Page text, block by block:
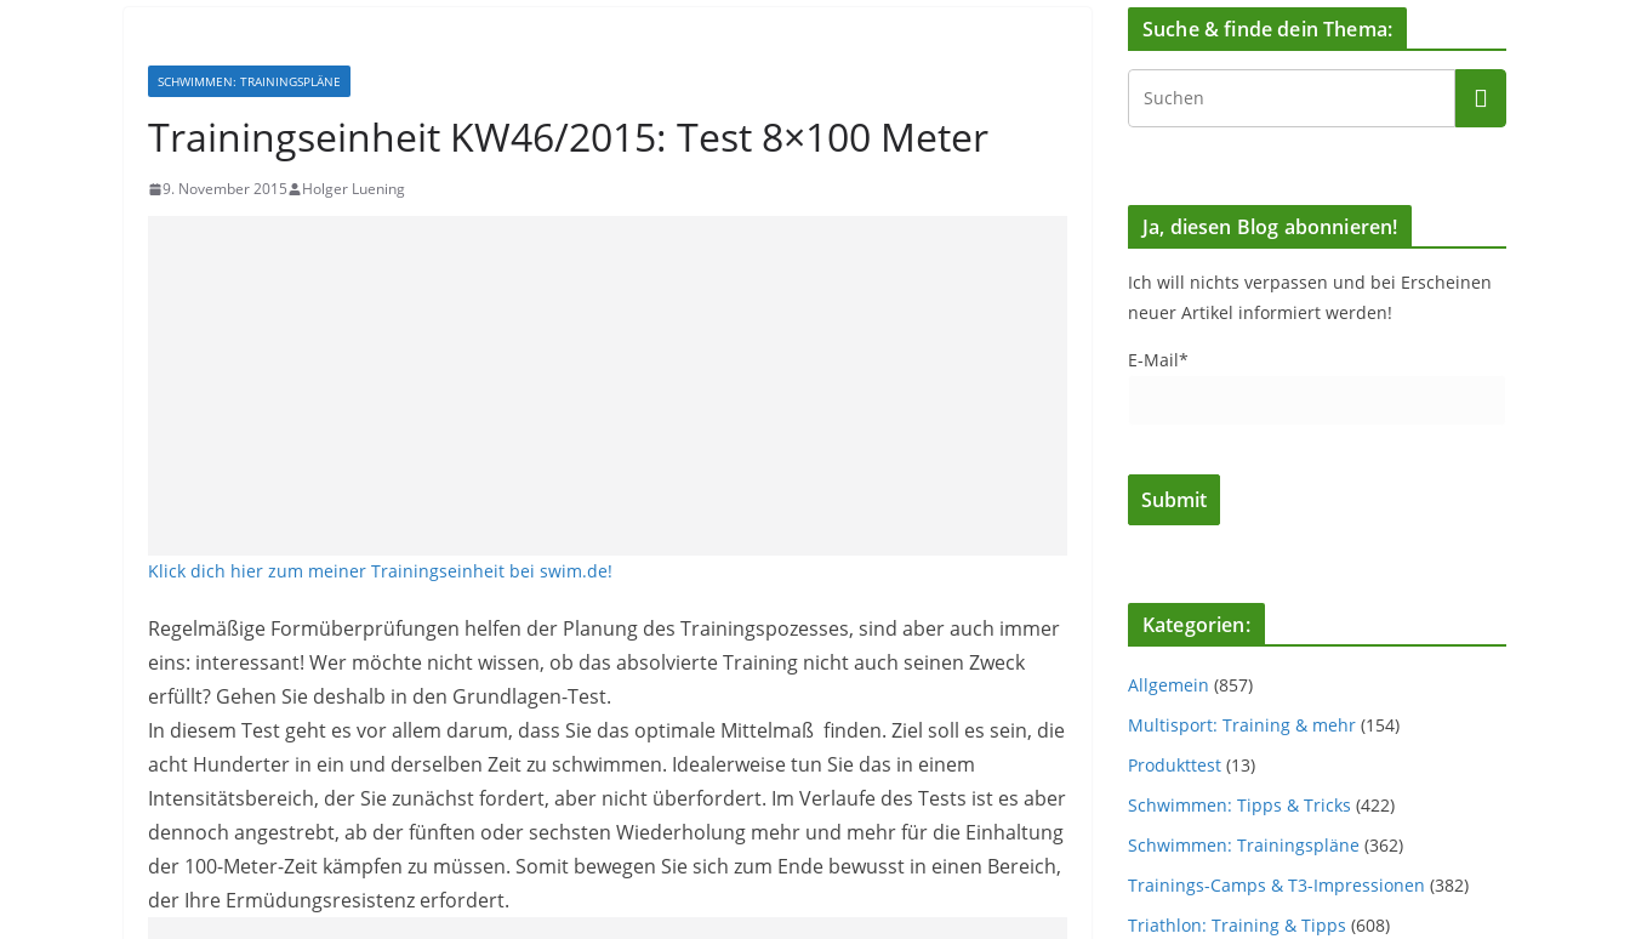
SCHWIMMEN: TRAININGSPLÄNE
Trainingseinheit KW46/2015: Test 8×100 Meter
9. November 2015 Holger Luening
Klick dich hier zum meiner Trainingseinheit bei swim.de!
Regelmäßige Formüberprüfungen helfen der Planung des Trainingspozesses, sind aber auch immer
eins: interessant! Wer möchte nicht wissen, ob das absolvierte Training nicht auch seinen Zweck
erfüllt? Gehen Sie deshalb in den Grundlagen-Test.
In diesem Test geht es vor allem darum, dass Sie das optimale Mittelmaß finden. Ziel soll es sein, die
acht Hunderter in ein und derselben Zeit zu schwimmen. Idealerweise tun Sie das in einem
Intensitätsbereich, der Sie zunächst fordert, aber nicht überfordert. Im Verlaufe des Tests ist es aber
dennoch angestrebt, ab der fünften oder sechsten Wiederholung mehr und mehr für die Einhaltung
der 100-Meter-Zeit kämpfen zu müssen. Somit bewegen Sie sich zum Ende bewusst in einen Bereich,
der Ihre Ermüdungsresistenz erfordert.
Suche & finde dein Thema:
Ja, diesen Blog abonnieren!
Ich will nichts verpassen und bei Erscheinen
neuer Artikel informiert werden!
E-Mail*
Kategorien:
Allgemein (857)
Multisport: Training & mehr (154)
Produkttest (13)
Schwimmen: Tipps & Tricks (422)
Schwimmen: Trainingspläne (362)
Trainings-Camps & T3-Impressionen (382)
Triathlon: Training & Tipps (608)